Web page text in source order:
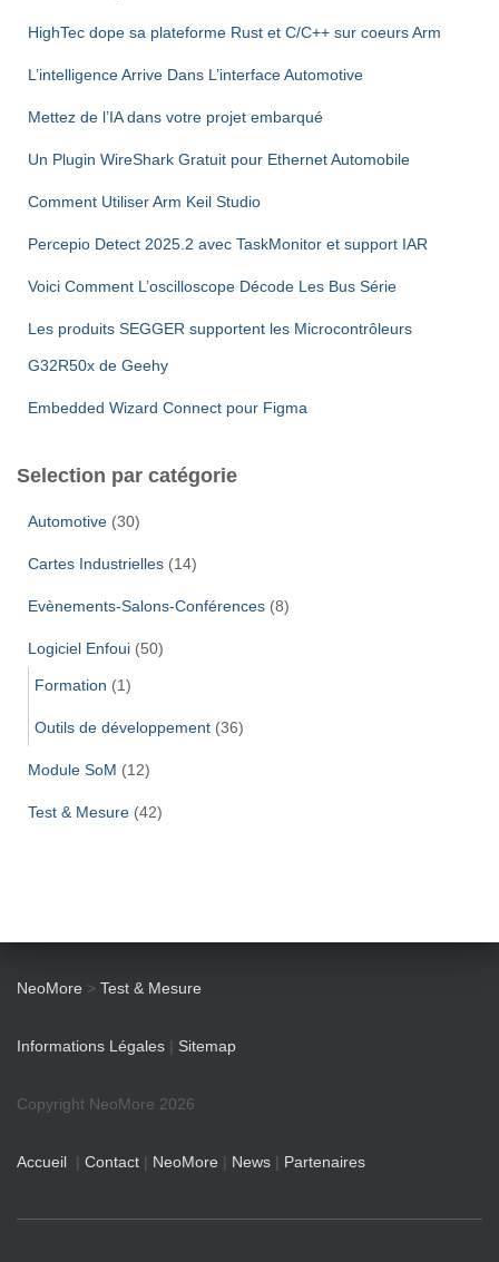
HighTec dope sa plateforme Rust et C/C++ sur coeurs Arm
L’intelligence Arrive Dans L’interface Automotive
Mettez de l’IA dans votre projet embarqué
Un Plugin WireShark Gratuit pour Ethernet Automobile
Comment Utiliser Arm Keil Studio
Percepio Detect 2025.2 avec TaskMonitor et support IAR
Voici Comment L’oscilloscope Décode Les Bus Série
Les produits SEGGER supportent les Microcontrôleurs
G32R50x de Geehy
Embedded Wizard Connect pour Figma
Selection par catégorie
Automotive (30)
Cartes Industrielles (14)
Evènements-Salons-Conférences (8)
Logiciel Enfoui (50)
Formation (1)
Outils de développement (36)
Module SoM (12)
Test & Mesure (42)
NeoMore > Test & Mesure
Informations Légales | Sitemap
Copyright NeoMore 2026
Accueil | Contact | NeoMore | News | Partenaires